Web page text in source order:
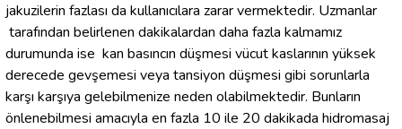
jakuzilerin fazlası da kullanıcılara zarar vermektedir. Uzmanlar
tarafından belirlenen dakikalardan daha fazla kalmamız
durumunda ise kan basıncın düşmesi vücut kaslarının yüksek
derecede gevşemesi veya tansiyon düşmesi gibi sorunlarla
karşı karşıya gelebilmenize neden olabilmektedir. Bunların
önlenebilmesi amacıyla en fazla 10 ile 20 dakikada hidromasaj